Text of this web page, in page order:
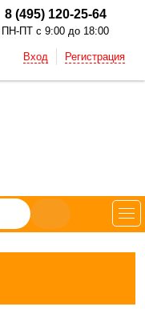
8 (495) 120-25-64
ПН-ПТ с 9:00 до 18:00
Вход Регистрация